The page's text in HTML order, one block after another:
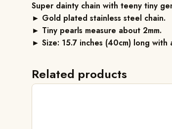
Super dainty chain with teeny tiny
► Gold plated stainless steel chain.
► Tiny pearls measure about 2mm.
► Size: 15.7 inches (40cm) long with
Related products